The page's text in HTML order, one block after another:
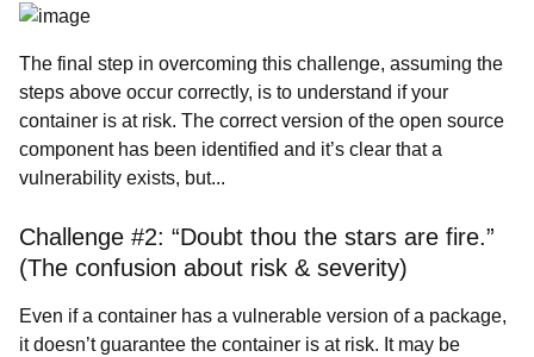
The final step in overcoming this challenge, assuming the
steps above occur correctly, is to understand if your
container is at risk. The correct version of the open source
component has been identified and it’s clear that a
vulnerability exists, but...
Challenge #2: “Doubt thou the stars are fire.”
(The confusion about risk & severity)
Even if a container has a vulnerable version of a package,
it doesn’t guarantee the container is at risk. It may be